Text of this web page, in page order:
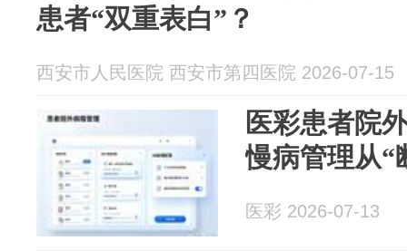
患者“双重表白”？
西安市人民医院 西安市第四医院 2026-07-15
医彩患者院
慢病管理从“
医彩 2026-07-13